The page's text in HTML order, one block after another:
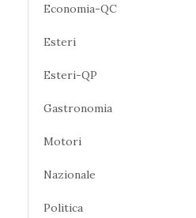
Economia-QC
Esteri
Esteri-QP
Gastronomia
Motori
Nazionale
Politica